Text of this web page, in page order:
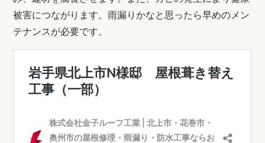
被害につながります。雨漏りかなと思ったら早めのメン
テナンスが必要です。